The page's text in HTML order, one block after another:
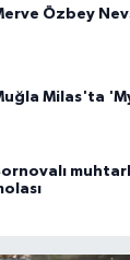
Özbey
Milas'ta